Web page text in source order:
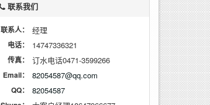
联系我们
联系人： 经理
电话： 14747336321
传真： 订水电话0471-3599266
Email： 82054587@qq.com
QQ： 82054587